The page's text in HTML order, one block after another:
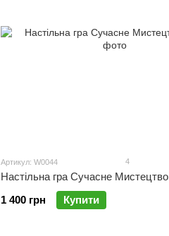
Артикул: W0044 4
Настільна гра Сучасне Мистецтво
1 400 грн
Купити